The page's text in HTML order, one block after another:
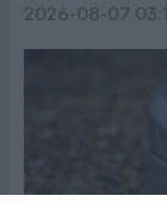
2026-08-07